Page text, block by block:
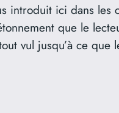
introduit ici dans les
que le
vul jusqu’à ce